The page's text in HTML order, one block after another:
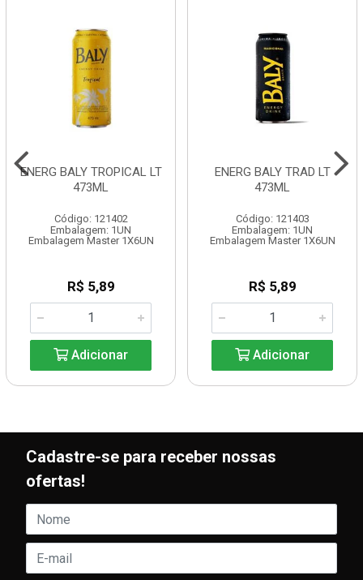
ENERG BALY TROPICAL LT
473ML
Código: 121402
Embalagem: 1UN
Embalagem Master 1X6UN
R$ 5,89
Adicionar
ENERG BALY TRAD LT
473ML
Código: 121403
Embalagem: 1UN
Embalagem Master 1X6UN
R$ 5,89
Adicionar
Cadastre-se para receber nossas
ofertas!